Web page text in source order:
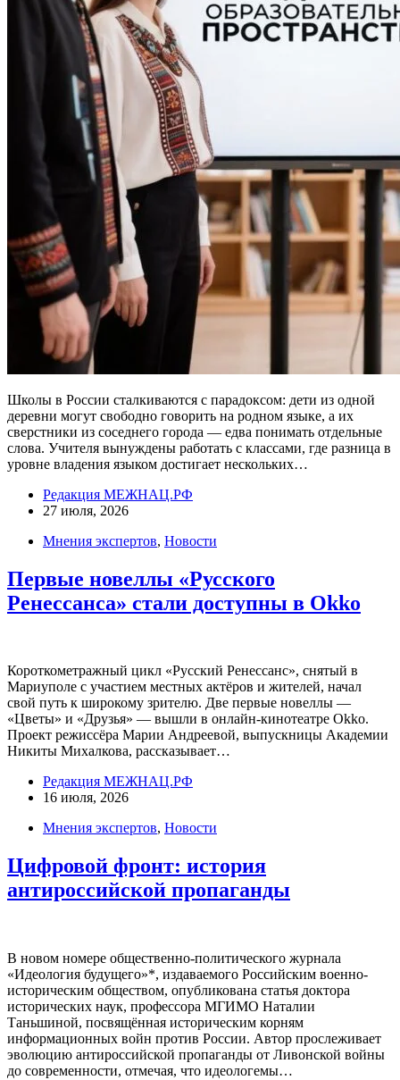
Школы в России сталкиваются с парадоксом: дети из одной
деревни могут свободно говорить на родном языке, а их
сверстники из соседнего города — едва понимать отдельные
слова. Учителя вынуждены работать с классами, где разница в
уровне владения языком достигает нескольких…
Редакция МЕЖНАЦ.РФ
27 июля, 2026
Мнения экспертов, Новости
Первые новеллы «Русского
Ренессанса» стали доступны в Okko
Короткометражный цикл «Русский Ренессанс», снятый в
Мариуполе с участием местных актёров и жителей, начал
свой путь к широкому зрителю. Две первые новеллы —
«Цветы» и «Друзья» — вышли в онлайн-кинотеатре Okko.
Проект режиссёра Марии Андреевой, выпускницы Академии
Никиты Михалкова, рассказывает…
Редакция МЕЖНАЦ.РФ
16 июля, 2026
Мнения экспертов, Новости
Цифровой фронт: история
антироссийской пропаганды
В новом номере общественно-политического журнала
«Идеология будущего»*, издаваемого Российским военно-
историческим обществом, опубликована статья доктора
исторических наук, профессора МГИМО Наталии
Таньшиной, посвящённая историческим корням
информационных войн против России. Автор прослеживает
эволюцию антироссийской пропаганды от Ливонской войны
до современности, отмечая, что идеологемы…